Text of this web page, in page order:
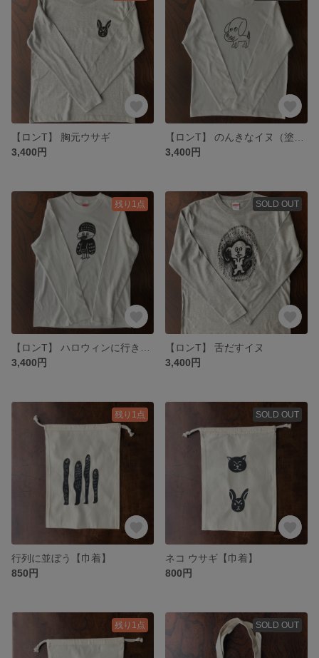
【ロンT】 胸元ウサギ
3,400円
3,400円
残り1点
3,400円
SOLD OUT
【ロンT】 舌だすイヌ
3,400円
残り1点
行列に並ぼう【巾着】
850円
SOLD OUT
ネコ ウサギ【巾着】
800円
残り1点 SOLD OUT